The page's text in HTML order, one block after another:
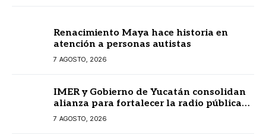
Renacimiento Maya hace historia en
atención a personas autistas
7 AGOSTO, 2026
IMER y Gobierno de Yucatán consolidan
alianza para fortalecer la radio pública
en beneficio de la ciudadanía
7 AGOSTO, 2026